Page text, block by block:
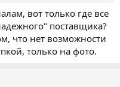
вот только где все
поставщика?
что нет возможности
только на фото.